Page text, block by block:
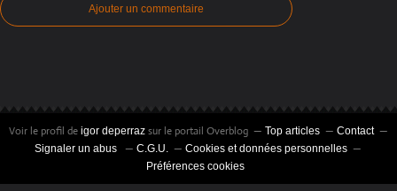
Ajouter un commentaire
Voir le profil de igor deperraz sur le portail Overblog Top articles
Contact
Signaler un abus
C.G.U.
Cookies et données personnelles
Préférences cookies